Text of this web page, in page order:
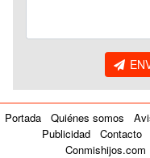
Portada Quiénes somos
Publicidad
Contacto
Conmishijos.com